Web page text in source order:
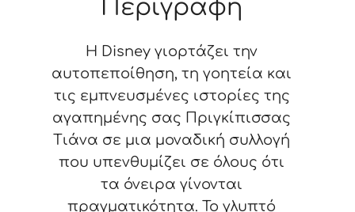
Περιγραφή
Η Disney γιορτάζει την
αυτοπεποίθηση, τη γοητεία και
τις εμπνευσμένες ιστορίες της
αγαπημένης σας Πριγκίπισσας
Τιάνα σε μια μοναδική συλλογή
που υπενθυμίζει σε όλους ότι
τα όνειρα γίνονται
πραγματικότητα. Το γλυπτό